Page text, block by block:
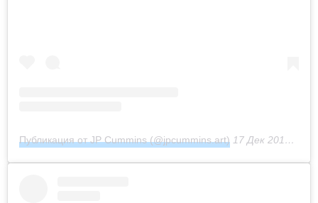
Публикация от JP Cummins (@jpcummins.art) 17 Дек 2018 в 3:38 PST